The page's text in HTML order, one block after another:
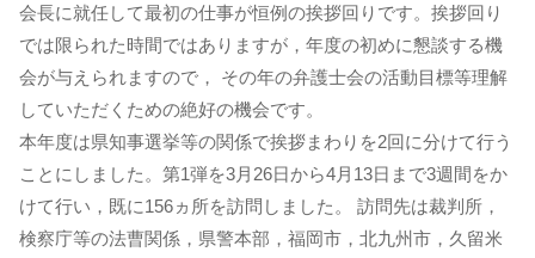
会長に就任して最初の仕事が恒例の挨拶回りです。挨拶回り
では限られた時間ではありますが，年度の初めに懇談する機
会が与えられますので， その年の弁護士会の活動目標等理解
していただくための絶好の機会です。
本年度は県知事選挙等の関係で挨拶まわりを2回に分けて行う
ことにしました。第1弾を3月26日から4月13日まで3週間をか
けて行い，既に156ヵ所を訪問しました。 訪問先は裁判所，
検察庁等の法曹関係，県警本部，福岡市，北九州市，久留米